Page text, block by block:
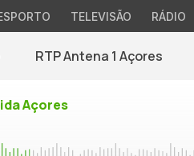
TELEVISÃO RÁDIO
RTP Antena 1 Açores
Açores